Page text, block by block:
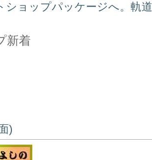
ショップパッケージへ。軌道
新着
)